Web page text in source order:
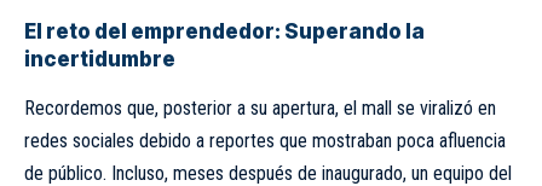
El reto del emprendedor: Superando la
incertidumbre
Recordemos que, posterior a su apertura, el mall se viralizó en
redes sociales debido a reportes que mostraban poca afluencia
de público. Incluso, meses después de inaugurado, un equipo del